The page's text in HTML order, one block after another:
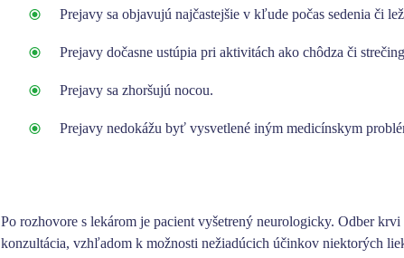
Prejavy sa objavujú najčastejšie v kľude počas sedenia či
Prejavy dočasne ustúpia pri aktivitách ako chôdza či
Prejavy sa zhoršujú nocou.
Prejavy nedokážu byť vysvetlené iným medicínskym
Po rozhovore s lekárom je pacient vyšetrený neurologicky. Odber
konzultácia, vzhľadom k možnosti nežiadúcich účinkov niektorých